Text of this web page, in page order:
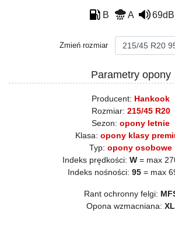
B A 69dB
Zmień rozmiar
Parametry opony
Producent: Hankook
Rozmiar: 215/45 R20
Sezon: opony letnie
Klasa: opony klasy
Typ: opony osobowe
Indeks prędkości: W = max
Indeks nośności: 95 = max
Rant ochronny felgi:
Opona wzmacniana: XL